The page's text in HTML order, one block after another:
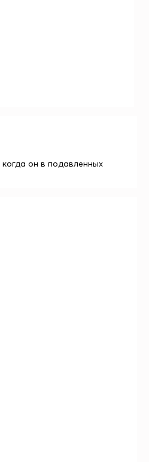
он в подавленных